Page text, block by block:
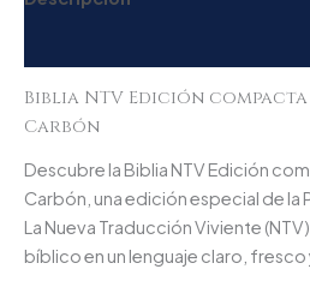
Biblia NTV Edición
Carbón
Descubre la Biblia NTV Edición
Carbón, una edición especial de la
La Nueva Traducción Viviente
bíblico en un lenguaje claro, fresco